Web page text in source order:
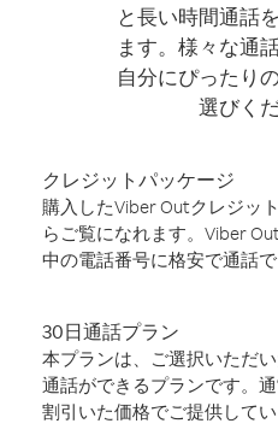
と長い時間通話
ます。様々な通
自分にぴったり
選びく
クレジットパッケージ
購入したViber Outクレジッ
らご覧になれます。Viber
中の電話番号に格安で通話で
30日通話プラン
本プランは、ご選択いただ
通話ができるプランです。
割引いた価格でご提供してい